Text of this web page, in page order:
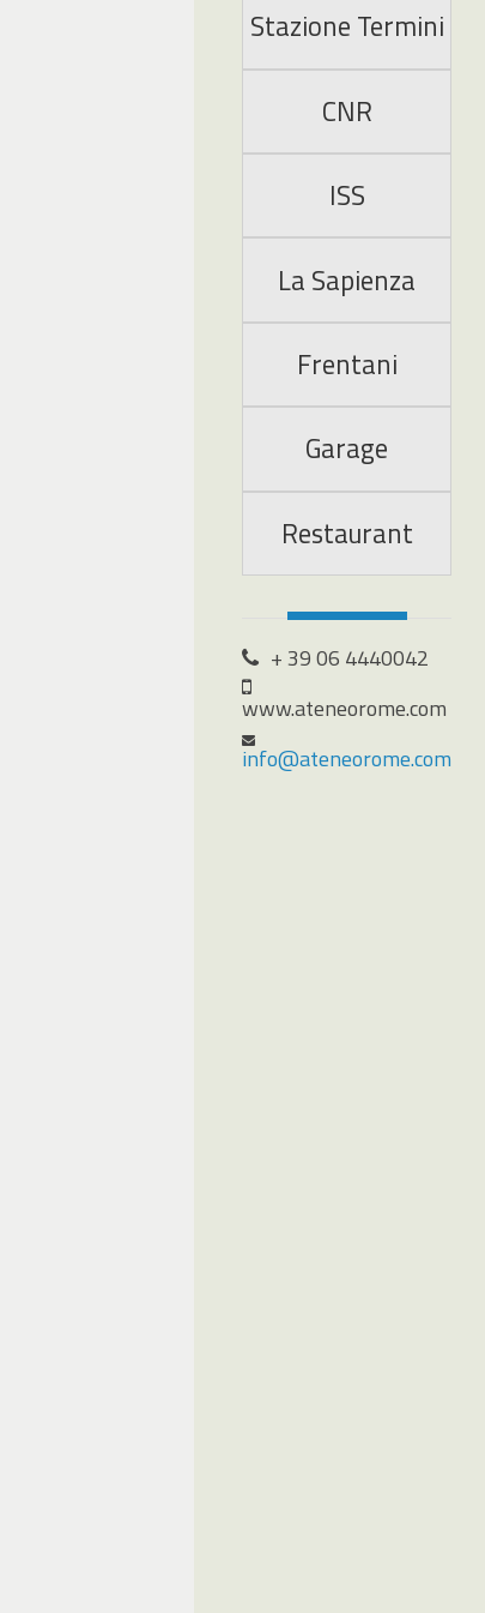
Stazione Termini
CNR
ISS
La Sapienza
Frentani
Garage
Restaurant
+ 39 06 4440042
www.ateneorome.com
info@ateneorome.com